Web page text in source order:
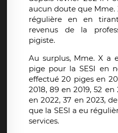
aucun doute que Mme.
régulière en en
revenus de la
pigiste.
Au surplus, Mme. X a
pige pour la SESI en
effectué 20 piges en
2018, 89 en 2019, 52
en 2022, 37 en 2023,
que la SESI a eu
services.